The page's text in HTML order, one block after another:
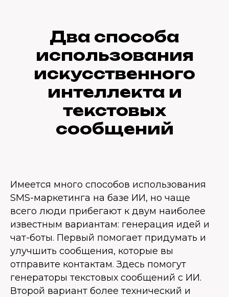
Два способа
использования
искусственного
интеллекта и
текстовых
сообщений
Имеется много способов использования
SMS-маркетинга на базе ИИ, но чаще
всего люди прибегают к двум наиболее
известным вариантам: генерация идей и
чат-боты. Первый помогает придумать и
улучшить сообщения, которые вы
отправите контактам. Здесь помогут
генераторы текстовых сообщений с ИИ.
Второй вариант более технический и